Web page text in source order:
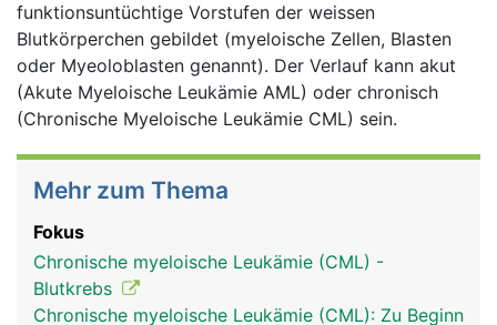
News
Ratgeber
Rubriken
funktionsuntüchtige Vorstufen der weissen
Blutkörperchen gebildet (myeloische Zellen, Blasten
oder Myeoloblasten genannt). Der Verlauf kann akut
(Akute Myeloische Leukämie AML) oder chronisch
(Chronische Myeloische Leukämie CML) sein.
Mehr zum Thema
Fokus
Chronische myeloische Leukämie (CML) -
Blutkrebs
Chronische myeloische Leukämie (CML): Zu Beginn